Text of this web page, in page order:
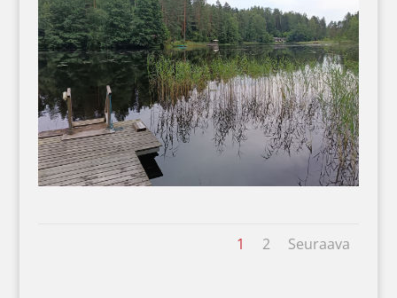
1 2 Seuraava